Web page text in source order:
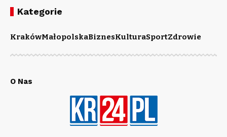
Kategorie
KrakówMałopolskaBiznesKulturaSportZdrowie
O Nas